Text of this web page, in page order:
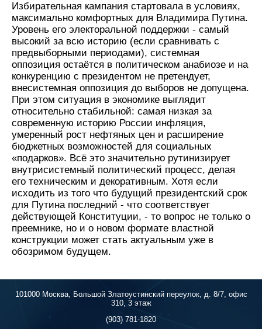
Избирательная кампания стартовала в условиях,
максимально комфортных для Владимира Путина.
Уровень его электоральной поддержки - самый
высокий за всю историю (если сравнивать с
предвыборными периодами), системная
оппозиция остаётся в политическом анабиозе и на
конкуренцию с президентом не претендует,
внесистемная оппозиция до выборов не допущена.
При этом ситуация в экономике выглядит
относительно стабильной: самая низкая за
современную историю России инфляция,
умеренный рост нефтяных цен и расширение
бюджетных возможностей для социальных
«подарков». Всё это значительно рутинизирует
внутрисистемный политический процесс, делая
его техническим и декоративным. Хотя если
исходить из того что будущий президентский срок
для Путина последний - что соответствует
действующей Конституции, - то вопрос не только о
преемнике, но и о новом формате властной
конструкции может стать актуальным уже в
обозримом будущем.
101000 Москва, Большой Златоустинский переулок, д. 8/7, офис
310, 3 этаж
(903) 781-1820